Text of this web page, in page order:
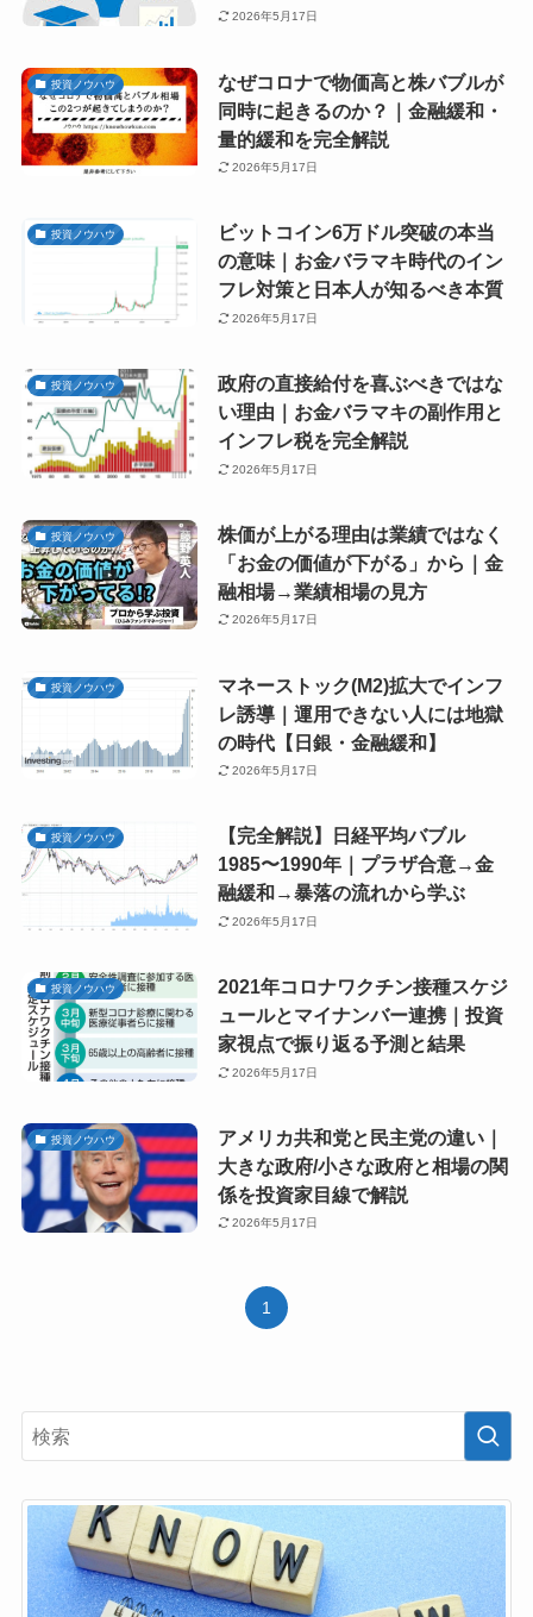
2026年5月17日
投資ノウハウ
なぜコロナで物価高と株バブルが
同時に起きるのか？｜金融緩和・
量的緩和を完全解説
2026年5月17日
投資ノウハウ
ビットコイン6万ドル突破の本当
の意味｜お金バラマキ時代のイン
フレ対策と日本人が知るべき本質
2026年5月17日
投資ノウハウ
政府の直接給付を喜ぶべきではな
い理由｜お金バラマキの副作用と
インフレ税を完全解説
2026年5月17日
投資ノウハウ
株価が上がる理由は業績ではなく
「お金の価値が下がる」から｜金
融相場→業績相場の見方
2026年5月17日
投資ノウハウ
マネーストック(M2)拡大でインフ
レ誘導｜運用できない人には地獄
の時代【日銀・金融緩和】
2026年5月17日
投資ノウハウ
【完全解説】日経平均バブル
1985〜1990年｜プラザ合意→金
融緩和→暴落の流れから学ぶ
2026年5月17日
投資ノウハウ
2021年コロナワクチン接種スケジ
ュールとマイナンバー連携｜投資
家視点で振り返る予測と結果
2026年5月17日
投資ノウハウ
アメリカ共和党と民主党の違い｜
大きな政府/小さな政府と相場の関
係を投資家目線で解説
2026年5月17日
1